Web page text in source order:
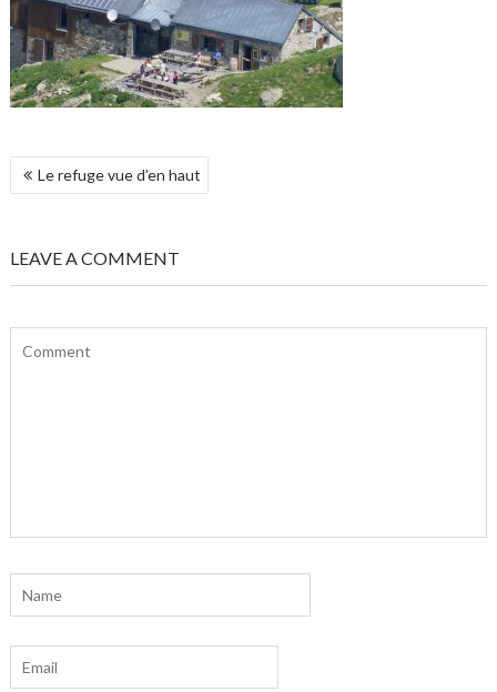
POST
NAVIGATION
Le refuge vue d’en haut
LEAVE A COMMENT